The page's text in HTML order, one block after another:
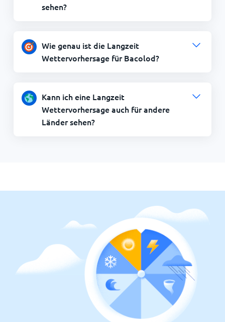
sehen?
Wie genau ist die Langzeit
Wettervorhersage für Bacolod?
Kann ich eine Langzeit
Wettervorhersage auch für andere
Länder sehen?